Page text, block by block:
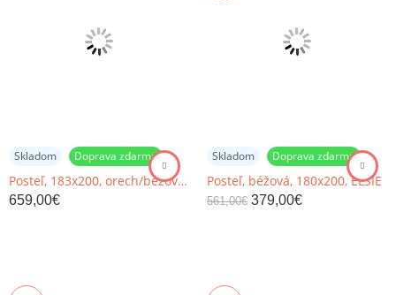
Skladom Doprava zdarma
Posteľ, 183x200, orech/béžová, BETRA
659,00€
Skladom Doprava zdarma
Posteľ, béžová, 180x200, ELSIE
561,00€ 379,00€